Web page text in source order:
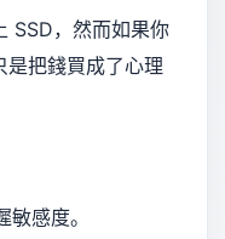
SSD，然而如果你
是把錢買成了心理
感度。